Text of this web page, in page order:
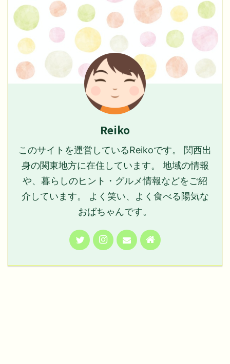
Reiko
このサイトを運営しているReikoです。 関西出
身の関東地方に在住しています。 地域の情報
や、暮らしのヒント・グルメ情報などをご紹
介しています。 よく笑い、よく食べる陽気な
おばちゃんです。